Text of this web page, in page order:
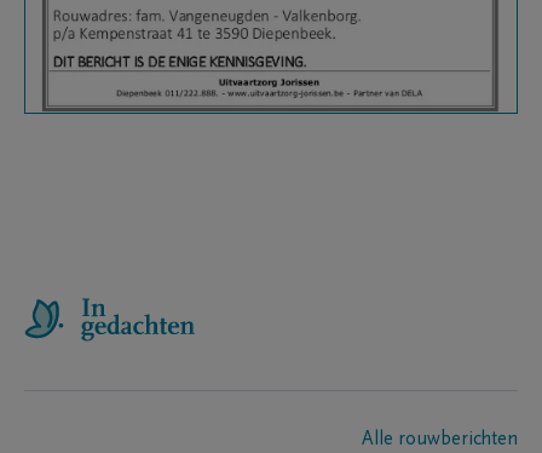
Alle rouwberichten